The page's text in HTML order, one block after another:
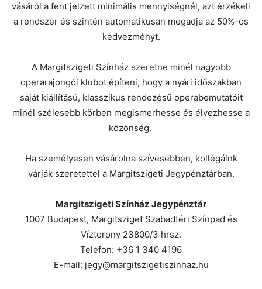
vásáról a fent jelzett minimális mennyiségnél, azt érzékeli
a rendszer és szintén automatikusan megadja az 50%-os
kedvezményt.
A Margitszigeti Színház szeretne minél nagyobb
operarajongói klubot építeni, hogy a nyári időszakban
saját kiállítású, klasszikus rendezésű operabemutatóit
minél szélesebb körben megismerhesse és élvezhesse a
közönség.
Ha személyesen vásárolna szívesebben, kollégáink
várják szeretettel a Margitszigeti Jegypénztárban.
Margitszigeti Színház Jegypénztár
1007 Budapest, Margitsziget Szabadtéri Színpad és
Víztorony 23800/3 hrsz.
Telefon: +36 1 340 4196
E-mail: jegy@margitszigetiszinhaz.hu